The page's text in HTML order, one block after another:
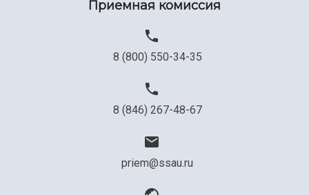
Официальные документы
Приемная комиссия
8 (800) 550-34-35
8 (846) 267-48-67
priem@ssau.ru